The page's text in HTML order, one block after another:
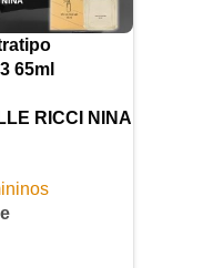
65ml
RICCI NINA